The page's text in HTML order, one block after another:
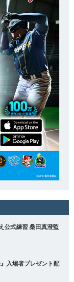
公式練習 桑田真澄監
入場者プレゼント配